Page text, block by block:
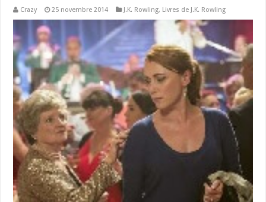
Crazy 25 novembre 2014 J.K. Rowling, Livres de J.K. Rowling